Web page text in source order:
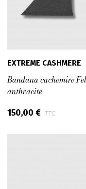
EXTREME CASHMERE
Bandana cachemire
anthracite
150,00 € TTC